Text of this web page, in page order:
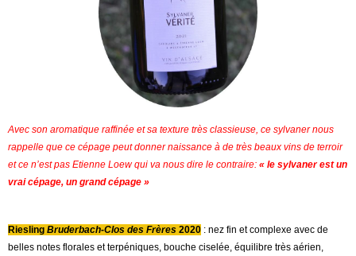
Avec son aromatique raffinée et sa texture très classieuse, ce sylvaner nous
rappelle que ce cépage peut donner naissance à de très beaux vins de terroir
et ce n’est pas Etienne Loew qui va nous dire le contraire: « le sylvaner est un
vrai cépage, un grand cépage »
Riesling Bruderbach-Clos des Frères 2020 : nez fin et complexe avec de
belles notes florales et terpéniques, bouche ciselée, équilibre très aérien,